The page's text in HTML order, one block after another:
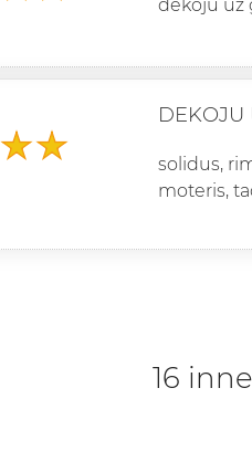
dekoju uz
DEKOJU
solidus,
moteris,
16